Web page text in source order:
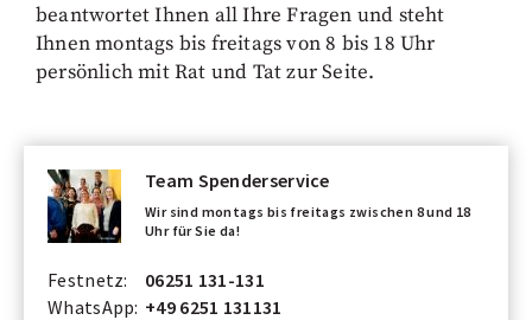
beantwortet Ihnen all Ihre Fragen und steht
Ihnen montags bis freitags von 8 bis 18 Uhr
persönlich mit Rat und Tat zur Seite.
Team Spenderservice
Wir sind montags bis freitags zwischen 8 und 18
Uhr für Sie da!
Festnetz:
06251 131-131
WhatsApp: +49 6251 131131